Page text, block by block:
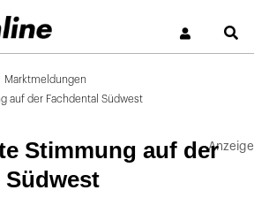
Marktmeldungen
auf der Fachdental Südwest
Stimmung auf der
Südwest